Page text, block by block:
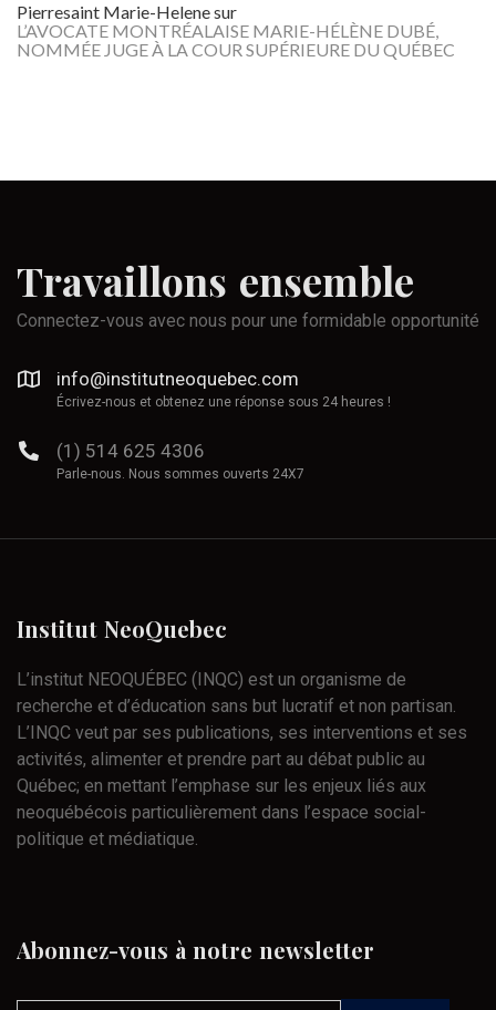
Pierresaint Marie-Helenesur
L’AVOCATE MONTRÉALAISE MARIE-HÉLÈNE DUBÉ,
NOMMÉE JUGE À LA COUR SUPÉRIEURE DU QUÉBEC
Travaillons ensemble
Connectez-vous avec nous pour une formidable opportunité
info@institutneoquebec.com
Écrivez-nous et obtenez une réponse sous 24 heures !
(1) 514 625 4306
Parle-nous. Nous sommes ouverts 24X7
Institut NeoQuebec
L’institut NEOQUÉBEC (INQC) est un organisme de
recherche et d’éducation sans but lucratif et non partisan.
L’INQC veut par ses publications, ses interventions et ses
activités, alimenter et prendre part au débat public au
Québec; en mettant l’emphase sur les enjeux liés aux
neoquébécois particulièrement dans l’espace social-
politique et médiatique.
Abonnez-vous à notre newsletter